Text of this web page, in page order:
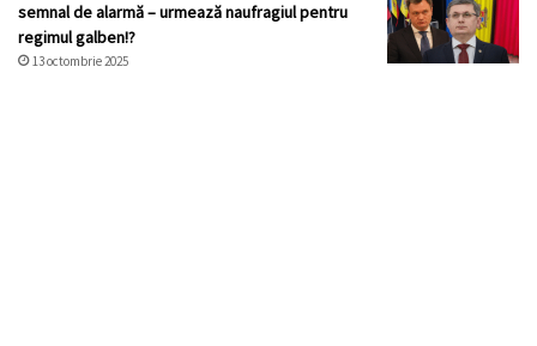
semnal de alarmă – urmează naufragiul pentru
regimul galben!?
13 octombrie 2025